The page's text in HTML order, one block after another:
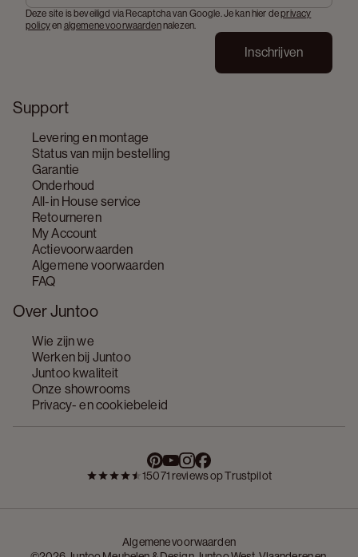
Support
Levering en montage
Status van mijn bestelling
Garantie
Onderhoud
All-in House service
Retourneren
My Account
Actievoorwaarden
Algemene voorwaarden
FAQ
Over Juntoo
Wie zijn we
Werken bij Juntoo
Juntoo kwaliteit
Onze showrooms
Privacy- en cookiebeleid
Deze site is beveiligd via Recaptcha van Google. Je kan hier deprivacy
policyen algemene voorwaardennalezen.
Inschrijven
15071 reviews op Trustpilot
Algemene voorwaarden